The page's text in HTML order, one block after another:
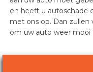
en heeft u autoschade
met ons op. Dan
om uw auto weer mooi